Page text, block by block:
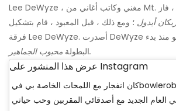
Lee DeWyze ، مغني وكاتب أغاني من Mt. بروسبكت إلينوي ، فاز
أيدول ؛ ومع ذلك ، قبل المعبود ، قام بتشكيل
فرقة Lee DeWyze. أصدرت DeWyze خمسة ألبومات استديو منذ بدء
البطولةمحبوب الجماهير.
عرض هذا المنشور على Instagram
كان انفجار مع اللمحات الخاصة بي فيbowlerobowl الليلة !!! سعيد
في العام الجديد مع أصدقائي المقربين وحب حياتي